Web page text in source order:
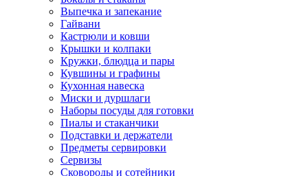
Выпечка и запекание
Гайвани
Кастрюли и ковши
Крышки и колпаки
Кружки, блюдца и пары
Кувшины и графины
Кухонная навеска
Миски и дуршлаги
Наборы посуды для готовки
Пиалы и стаканчики
Подставки и держатели
Предметы сервировки
Сервизы
Сковороды и сотейники